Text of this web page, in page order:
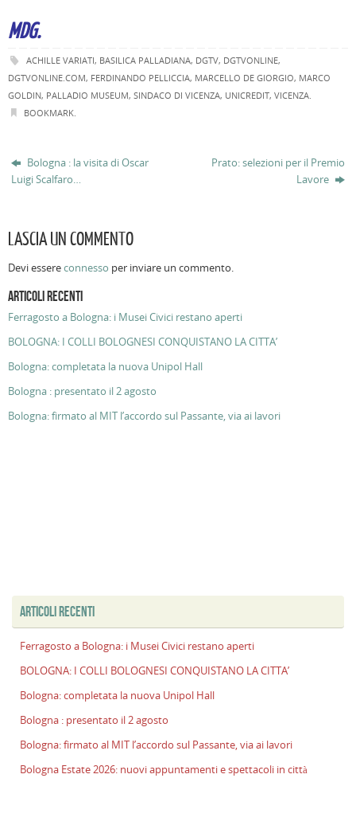
MDG.
ACHILLE VARIATI, BASILICA PALLADIANA, DGTV, DGTVONLINE,
DGTVONLINE.COM, FERDINANDO PELLICCIA, MARCELLO DE GIORGIO, MARCO
GOLDIN, PALLADIO MUSEUM, SINDACO DI VICENZA, UNICREDIT, VICENZA.
BOOKMARK.
Bologna : la visita di Oscar
Luigi Scalfaro…
Prato: selezioni per il Premio
Lavore
LASCIA UN COMMENTO
Devi essereconnesso per inviare un commento.
ARTICOLI RECENTI
Ferragosto a Bologna: i Musei Civici restano aperti
BOLOGNA: I COLLI BOLOGNESI CONQUISTANO LA CITTA’
Bologna: completata la nuova Unipol Hall
Bologna : presentato il 2 agosto
Bologna: firmato al MIT l’accordo sul Passante, via ai lavori
ARTICOLI RECENTI
Ferragosto a Bologna: i Musei Civici restano aperti
BOLOGNA: I COLLI BOLOGNESI CONQUISTANO LA CITTA’
Bologna: completata la nuova Unipol Hall
Bologna : presentato il 2 agosto
Bologna: firmato al MIT l’accordo sul Passante, via ai lavori
Bologna Estate 2026: nuovi appuntamenti e spettacoli in città